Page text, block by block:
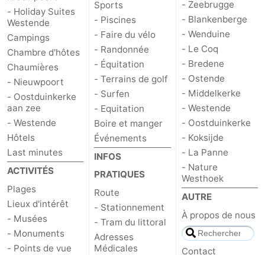
- Holiday Suites
Westende
Campings
Chambre d'hôtes
Chaumières
- Nieuwpoort
- Oostduinkerke
aan zee
- Westende
Hôtels
Last minutes
ACTIVITÉS
Plages
Lieux d'intérêt
- Musées
- Monuments
- Points de vue
Sports
- Piscines
- Faire du vélo
- Randonnée
- Équitation
- Terrains de golf
- Surfen
- Equitation
Boire et manger
Événements
INFOS
PRATIQUES
Route
- Stationnement
- Tram du littoral
Adresses
Médicales
- Zeebrugge
- Blankenberge
- Wenduine
- Le Coq
- Bredene
- Ostende
- Middelkerke
- Westende
- Oostduinkerke
- Koksijde
- La Panne
- Nature
Westhoek
AUTRE
À propos de nous
Contact